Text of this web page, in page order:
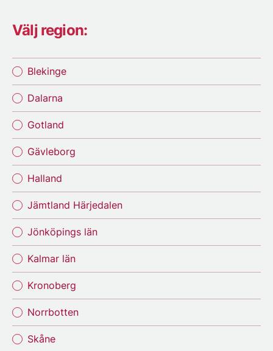
Välj region:
Blekinge
Dalarna
Gotland
Gävleborg
Halland
Jämtland Härjedalen
Jönköpings län
Kalmar län
Kronoberg
Norrbotten
Skåne